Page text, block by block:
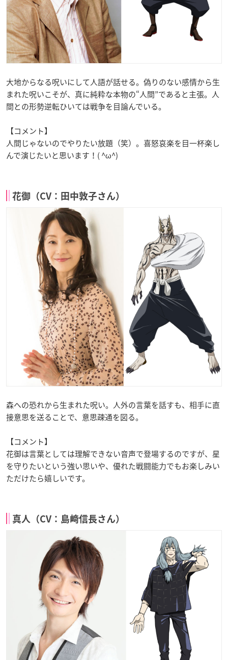
大地からなる呪いにして人語が話せる。偽りのない感情から生
まれた呪いこそが、真に純粋な本物の“人間”であると主張。人
間との形勢逆転ひいては戦争を目論んでいる。
【コメント】
人間じゃないのでやりたい放題（笑）。喜怒哀楽を目一杯楽し
んで演じたいと思います！( ^ω^)
花御（CV：田中敦子さん）
森への恐れから生まれた呪い。人外の言葉を話すも、相手に直
接意思を送ることで、意思疎通を図る。
【コメント】
花御は言葉としては理解できない音声で登場するのですが、星
を守りたいという強い思いや、優れた戦闘能力でもお楽しみい
ただけたら嬉しいです。
真人（CV：島﨑信長さん）